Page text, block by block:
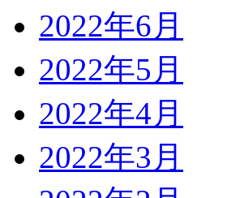
2022年6月
2022年5月
2022年4月
2022年3月